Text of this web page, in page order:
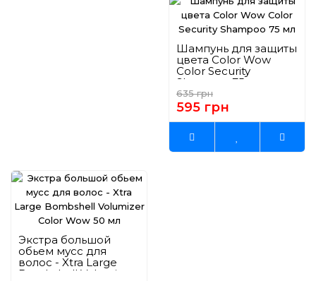
Шампунь для защиты
цвета Color Wow
Color Security
Shampoo 75 мл
635 грн
595 грн
Экстра большой
обьем мусс для
волос - Xtra Large
Bombshell Volumizer